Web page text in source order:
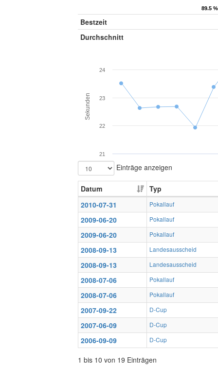
89.5
89.5
Bestzeit
Durchschnitt
Sekunden
21
22
23
24
Einträge anzeigen
Datum
Typ
2010-07-31
Pokallauf
2009-06-20 Pokallauf
2009-06-20 Pokallauf
2008-09-13 Landesausscheid
2008-09-13 Landesausscheid
2008-07-06 Pokallauf
2008-07-06 Pokallauf
2007-09-22 D-Cup
2007-06-09 D-Cup
2006-09-09 D-Cup
1 bis 10 von 19 Einträgen